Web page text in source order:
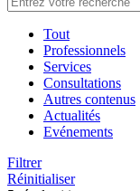
Tout
Professionnels
Services
Consultations
Autres contenus
Actualités
Evénements
Filtrer
Réinitialiser